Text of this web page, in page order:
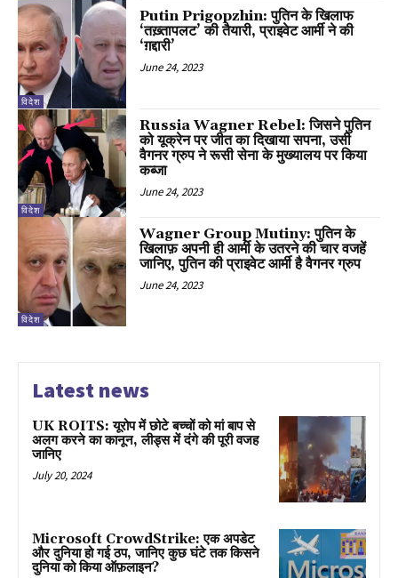
विदेश
Putin Prigopzhin: पुतिन के खिलाफ
‘तख़्तापलट’ की तैयारी, प्राइवेट आर्मी ने की
‘ग़द्दारी’
June 24, 2023
विदेश
Russia Wagner Rebel: जिसने पुतिन
को यूक्रेन पर जीत का दिखाया सपना, उसी
वैगनर ग्रुप ने रूसी सेना के मुख्यालय पर किया
कब्जा
June 24, 2023
विदेश
Wagner Group Mutiny: पुतिन के
खिलाफ़ अपनी ही आर्मी के उतरने की चार वजहें
जानिए, पुतिन की प्राइवेट आर्मी है वैगनर ग्रुप
June 24, 2023
Latest news
UK ROITS: यूरोप में छोटे बच्चों को मां बाप से
अलग करने का कानून, लीड्स में दंगे की पूरी वजह
जानिए
July 20, 2024
Microsoft CrowdStrike: एक अपडेट
और दुनिया हो गई ठप, जानिए कुछ घंटे तक किसने
दुनिया को किया ऑफ़लाइन?